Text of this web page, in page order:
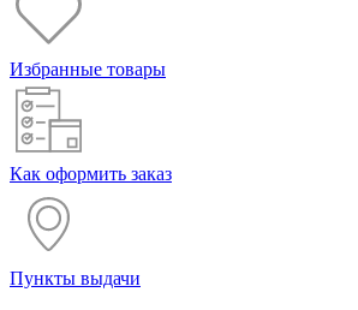
Избранные товары
Как оформить заказ
Пункты выдачи